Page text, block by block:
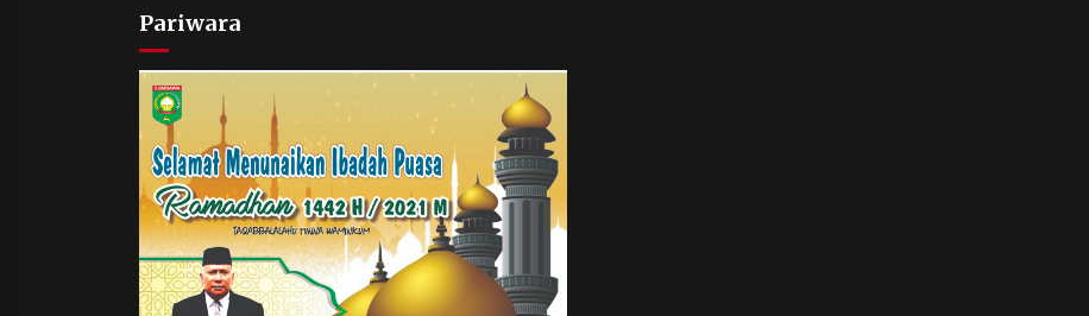
Pariwara